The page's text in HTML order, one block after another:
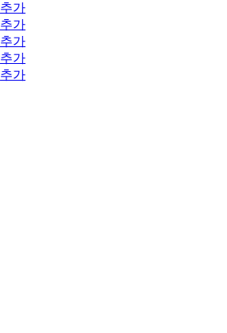
추가
추가
추가
추가
추가